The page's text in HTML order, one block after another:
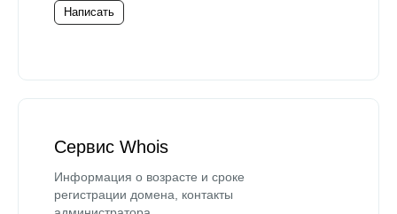
Написать
Сервис Whois
Информация о возрасте и сроке
регистрации домена, контакты